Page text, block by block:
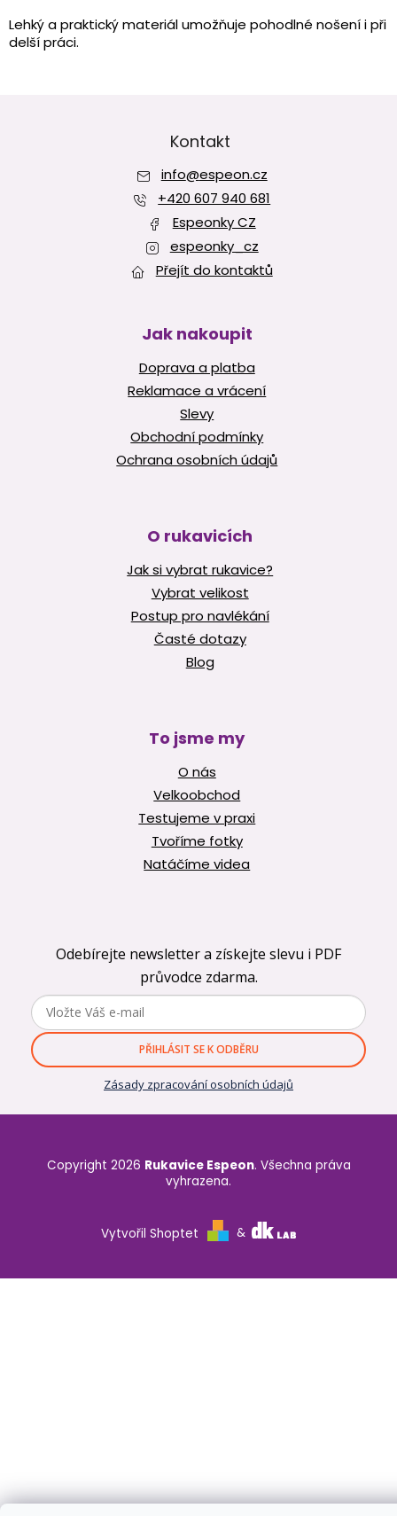
c
í
v
ý
p
i
s
u
Lehký a praktický materiál umožňuje pohodlné nošení i při
delší práci.
Kontakt
info@espeon.cz
+420 607 940 681
Espeonky CZ
espeonky_cz
Přejít do kontaktů
Jak nakoupit
Doprava a platba
Reklamace a vrácení
Slevy
Obchodní podmínky
Ochrana osobních údajů
O rukavicích
Jak si vybrat rukavice?
Vybrat velikost
Postup pro navlékání
Časté dotazy
Blog
To jsme my
O nás
Velkoobchod
Testujeme v praxi
Tvoříme fotky
Natáčíme videa
Odebírejte newsletter a získejte slevu i PDF
průvodce zdarma.
PŘIHLÁSIT SE K ODBĚRU
Zásady zpracování osobních údajů
Vytvořil Shoptet &
Copyright 2026 Rukavice Espeon. Všechna práva
vyhrazena.